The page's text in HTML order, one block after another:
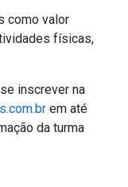
como valor
físicas,
inscrever na
em até
da turma